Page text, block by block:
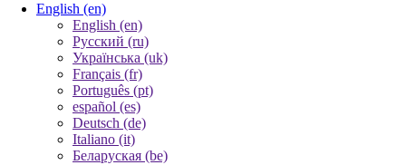
English (en)
English (en)
Русский (ru)
Українська (uk)
Français (fr)
Português (pt)
español (es)
Deutsch (de)
Italiano (it)
Беларуская (be)